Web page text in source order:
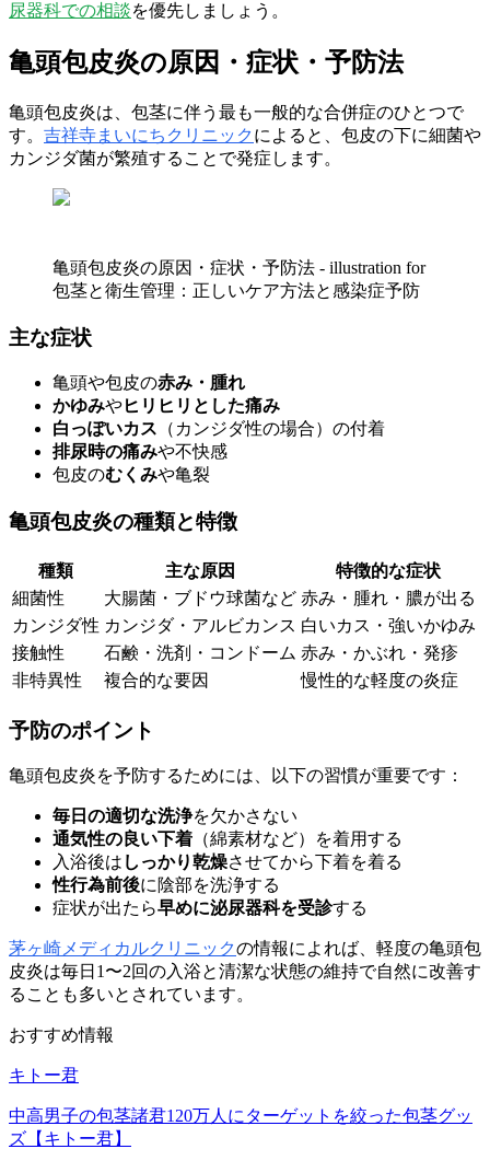
尿器科での相談を優先しましょう。
亀頭包皮炎の原因・症状・予防法
亀頭包皮炎は、包茎に伴う最も一般的な合併症のひとつで
す。 吉祥寺まいにちクリニック によると、包皮の下に細菌や
カンジダ菌が繁殖することで発症します。
亀頭包皮炎の原因・症状・予防法 - illustration for
包茎と衛生管理：正しいケア方法と感染症予防
主な症状
亀頭や包皮の赤み・腫れ
かゆみやヒリヒリとした痛み
白っぽいカス （カンジダ性の場合）の付着
排尿時の痛みや不快感
包皮のむくみや亀裂
亀頭包皮炎の種類と特徴
種類 主な原因
特徴的な症状
細菌性
大腸菌・ブドウ球菌など 赤み・腫れ・膿が出る
カンジダ性 カンジダ・アルビカンス 白いカス・強いかゆみ
接触性
石鹸・洗剤・コンドーム 赤み・かぶれ・発疹
非特異性
複合的な要因 慢性的な軽度の炎症
予防のポイント
亀頭包皮炎を予防するためには、以下の習慣が重要です：
毎日の適切な洗浄を欠かさない
通気性の良い下着 （綿素材など）を着用する
入浴後は しっかり乾燥させてから下着を着る
性行為前後に陰部を洗浄する
症状が出たら早めに泌尿器科を受診する
茅ヶ崎メディカルクリニックの情報によれば、軽度の亀頭包
皮炎は毎日1〜2回の入浴と清潔な状態の維持で自然に改善す
ることも多いとされています。
おすすめ情報
キトー君
中高男子の包茎諸君120万人にターゲットを絞った包茎グッ
ズ【キトー君】